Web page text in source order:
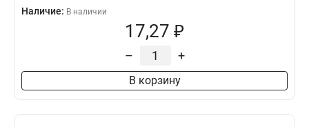
Наличие: В наличии
17,27 ₽
– +
В корзину